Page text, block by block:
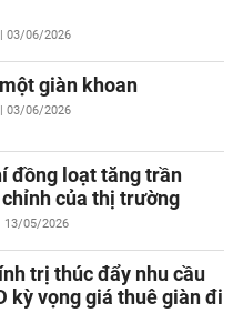
03/06/2026
giàn khoan
03/06/2026
đồng loạt tăng trần
của thị trường
13/05/2026
trị thúc đẩy nhu cầu
kỳ vọng giá thuê giàn đi